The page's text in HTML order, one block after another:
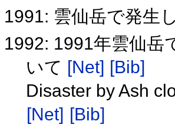
1991: 雲仙岳で発生
1992: 1991年雲仙岳
いて [Net] [Bib]
Disaster by Ash
[Net] [Bib]